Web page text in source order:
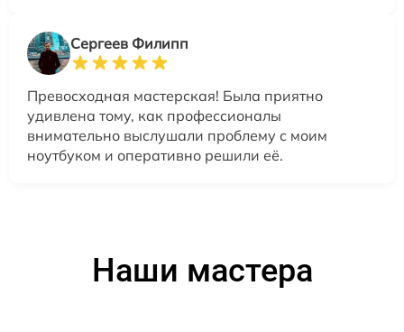
Сергеев Филипп
Превосходная мастерская! Была приятно
удивлена тому, как профессионалы
внимательно выслушали проблему с моим
ноутбуком и оперативно решили её.
Наши мастера